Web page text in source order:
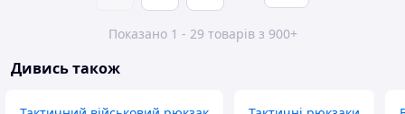
Показано 1 - 29 товарів з 900+
Дивись також